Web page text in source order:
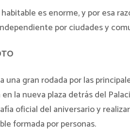
es enorme, y por esa
por ciudades y
una gran rodada por las
la nueva plaza detrás del
oficial del aniversario y
formada por personas.